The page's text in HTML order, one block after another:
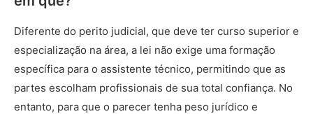
Diferente do perito judicial, que deve ter curso superior e
especialização na área, a lei não exige uma formação
específica para o assistente técnico, permitindo que as
partes escolham profissionais de sua total confiança. No
entanto, para que o parecer tenha peso jurídico e